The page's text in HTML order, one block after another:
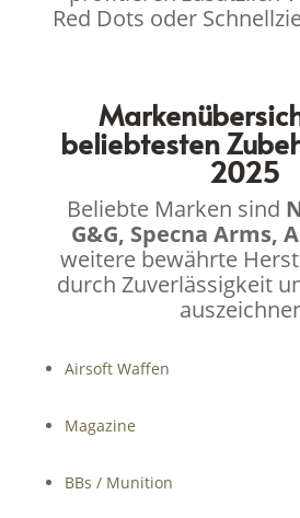
Red Dots oder
beliebtesten
2025
Beliebte Marken sind
G&G, Specna Arms,
weitere bewährte
durch Zuverlässigkeit
Airsoft Waffen
Magazine
BBs / Munition